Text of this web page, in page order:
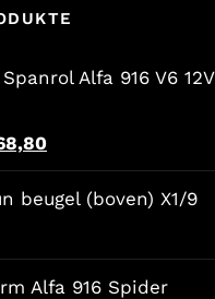
Alfa 916 V6 12V
Der
aktuelle
Preis
beugel (boven) X1/9
Alfa 916 Spider